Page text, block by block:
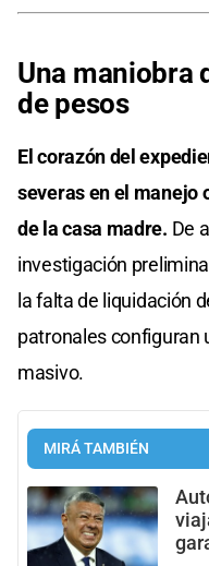
Una maniobra
de pesos
El corazón del
severas en el manejo
de la casa madre. De
investigación
la falta de liquidación
patronales configuran
masivo.
MIRÁ TAMBIÉN